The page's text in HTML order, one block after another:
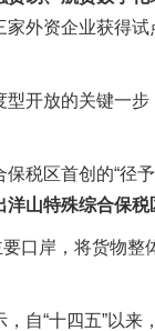
外资企业获得
开放的关键一步
税区首创的“径予
山特殊综合保税
口岸，将货物整
，自“十四五”以来